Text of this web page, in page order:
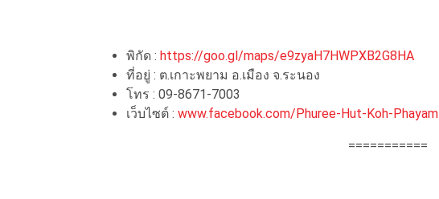
พิกัด : https://goo.gl/maps/e9zyaH7HWPXB2G8HA
ที่อยู่ : ต.เกาะพยาม อ.เมือง จ.ระนอง
โทร : 09-8671-7003
เว็บไซต์ : www.facebook.com/Phuree-Hut-Koh-Phayam
===========